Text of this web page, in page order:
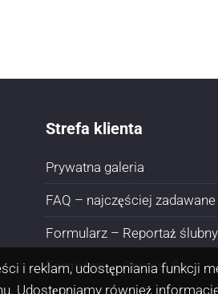
Strefa klienta
Prywatna galeria
FAQ – najczęściej
Formularz – Reportaż ślubny
Formularz – Chrzest Św
i reklam, udostępniania funkcji
Udostępniamy również